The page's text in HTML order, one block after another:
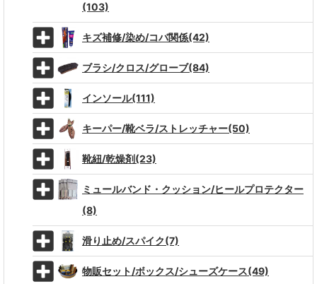
(103)
キズ補修/染め/コバ関係(42)
ブラシ/クロス/グローブ(84)
インソール(111)
キーパー/靴ベラ/ストレッチャー(50)
靴紐/乾燥剤(23)
ミュールバンド・クッション/ヒールプロテクター
(8)
滑り止め/スパイク(7)
物販セット/ボックス/シューズケース(49)